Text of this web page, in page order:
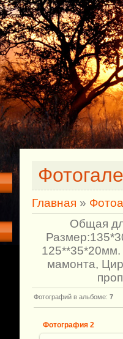
Главная »
Общая
мамонта,
Фотографий в альбоме: 7
Фотография 2